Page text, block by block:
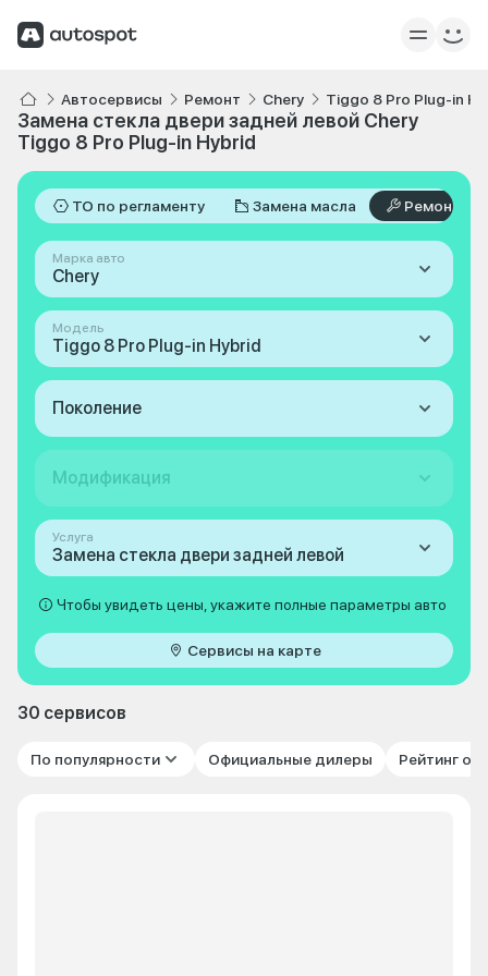
Автосервисы Ремонт Chery Tiggo 8 Pro Plug-in
Замена стекла двери задней левой Chery
Tiggo 8 Pro Plug-in Hybrid
ТО по регламенту Замена масла Ремонт
Марка авто
Chery
Модель
Tiggo 8 Pro Plug-in Hybrid
Поколение
Модификация
Услуга
Замена стекла двери задней левой
Чтобы увидеть цены, укажите полные параметры авто
Сервисы на карте
30 сервисов
По популярности Официальные дилеры Рейтинг